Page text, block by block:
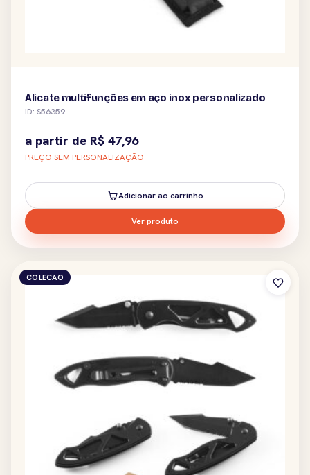
Alicate multifunções em aço inox personalizado
ID: S56359
a partir de R$ 47,96
PREÇO SEM PERSONALIZAÇÃO
Adicionar ao carrinho
Ver produto
COLECAO